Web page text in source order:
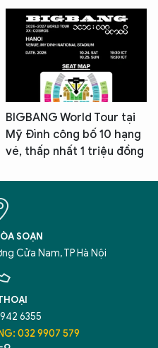
BIGBANG World Tour tại
Mỹ Đình công bố 10 hạng
vé, thấp nhất 1 triệu đồng
SOẠN
Cửa Nam, TP Hà Nội
6355
032 9907 579